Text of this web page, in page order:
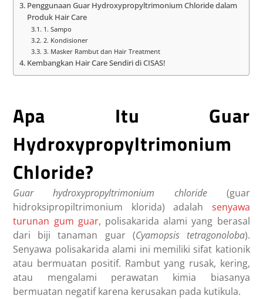
Penggunaan Guar Hydroxypropyltrimonium Chloride dalam
Produk Hair Care
1. Sampo
2. Kondisioner
3. Masker Rambut dan Hair Treatment
Kembangkan Hair Care Sendiri di CISAS!
Apa Itu Guar
Hydroxypropyltrimonium
Chloride?
Guar hydroxypropyltrimonium chloride(guar
hidroksipropiltrimonium klorida) adalah senyawa
turunan gum guar, polisakarida alami yang berasal
dari biji tanaman guar (Cyamopsis tetragonoloba).
Senyawa polisakarida alami ini memiliki sifat kationik
atau bermuatan positif. Rambut yang rusak, kering,
atau mengalami perawatan kimia biasanya
bermuatan negatif karena kerusakan pada kutikula.